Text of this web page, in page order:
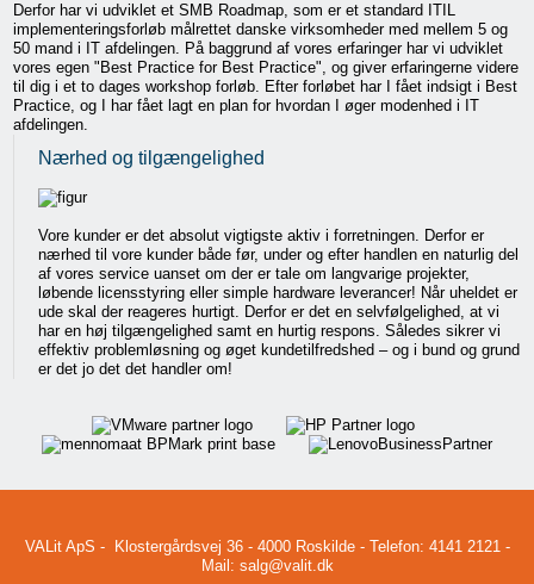
Derfor har vi udviklet et SMB Roadmap, som er et standard ITIL
implementeringsforløb målrettet danske virksomheder med mellem 5 og
50 mand i IT afdelingen. På baggrund af vores erfaringer har vi udviklet
vores egen "Best Practice for Best Practice", og giver erfaringerne videre
til dig i et to dages workshop forløb. Efter forløbet har I fået indsigt i Best
Practice, og I har fået lagt en plan for hvordan I øger modenhed i IT
afdelingen.
Nærhed og tilgængelighed
Vore kunder er det absolut vigtigste aktiv i forretningen. Derfor er
nærhed til vore kunder både før, under og efter handlen en naturlig del
af vores service uanset om der er tale om langvarige projekter,
løbende licensstyring eller simple hardware leverancer! Når uheldet er
ude skal der reageres hurtigt. Derfor er det en selvfølgelighed, at vi
har en høj tilgængelighed samt en hurtig respons. Således sikrer vi
effektiv problemløsning og øget kundetilfredshed – og i bund og grund
er det jo det det handler om!
VALit ApS - Klostergårdsvej 36 - 4000 Roskilde - Telefon: 4141 2121 -
Mail: salg@valit.dk